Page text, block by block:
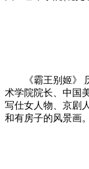
《霸王别姬》 历
术学院院长、中国
写仕女人物、京剧
和有房子的风景画。